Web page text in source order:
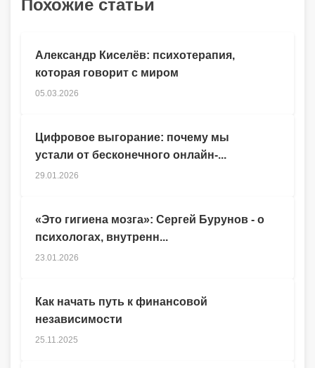
Похожие статьи
Александр Киселёв: психотерапия,
которая говорит с миром
05.03.2026
Цифровое выгорание: почему мы
устали от бесконечного онлайн-...
29.01.2026
«Это гигиена мозга»: Сергей Бурунов - о
психологах, внутренн...
23.01.2026
Как начать путь к финансовой
независимости
25.11.2025